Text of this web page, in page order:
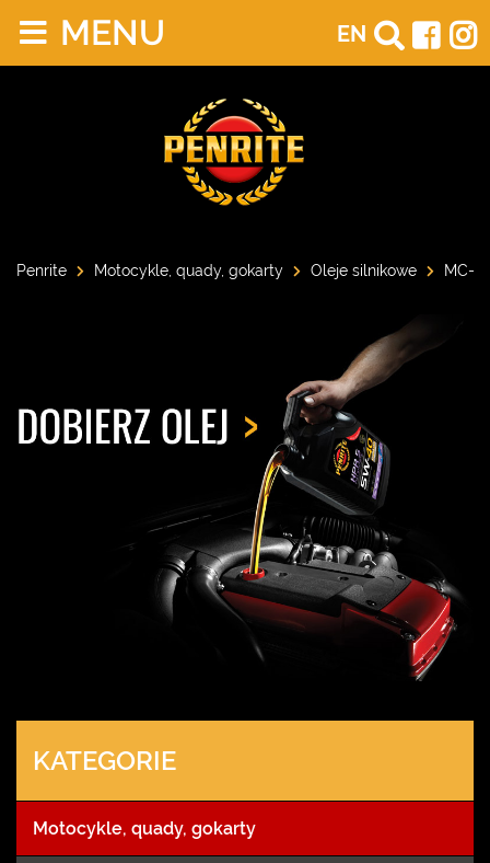
EN
MENU
Penrite Motocykle, quady, gokarty Oleje silnikowe MC-
KATEGORIE
Motocykle, quady, gokarty